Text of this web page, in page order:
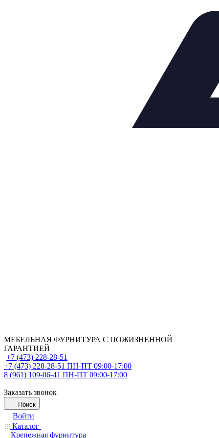
МЕБЕЛЬНАЯ ФУРНИТУРА С ПОЖИЗНЕННОЙ
ГАРАНТИЕЙ
+7 (473) 228-28-51
+7 (473) 228-28-51 ПН-ПТ 09:00-17:00
8 (961) 109-06-41 ПН-ПТ 09:00-17:00
Заказать звонок
Поиск
Войти
Каталог
Крепежная фурнитура